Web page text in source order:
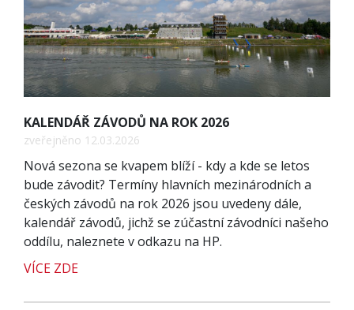
KALENDÁŘ ZÁVODŮ NA ROK 2026
zveřejněno 12.03.2026
Nová sezona se kvapem blíží - kdy a kde se letos
bude závodit? Termíny hlavních mezinárodních a
českých závodů na rok 2026 jsou uvedeny dále,
kalendář závodů, jichž se zúčastní závodníci našeho
oddílu, naleznete v odkazu na HP.
VÍCE ZDE